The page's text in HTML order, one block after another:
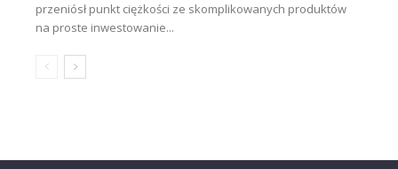
przeniósł punkt ciężkości ze skomplikowanych produktów
na proste inwestowanie...